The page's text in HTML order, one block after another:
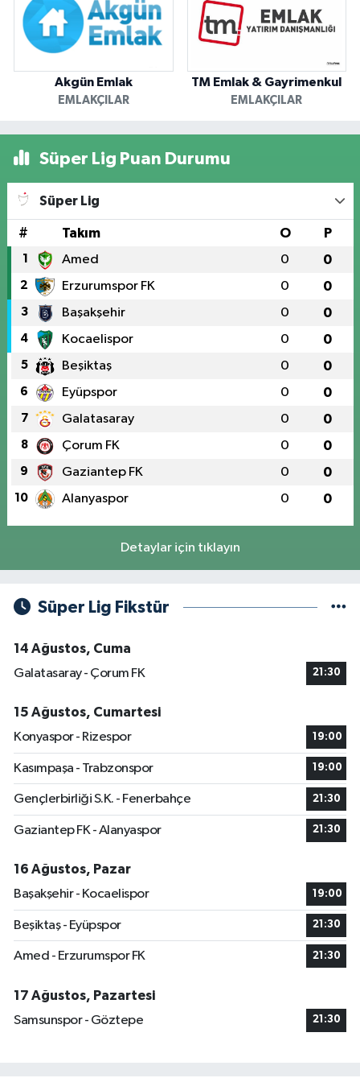
Akgün Emlak
EMLAKÇILAR
TM Emlak & Gayrimenkul
EMLAKÇILAR
Süper Lig Puan Durumu
Süper Lig
# Takım O P
1 Amed 0 0
2 Erzurumspor FK 0 0
3 Başakşehir 0 0
4 Kocaelispor 0 0
5 Beşiktaş 0 0
6 Eyüpspor 0 0
7 Galatasaray 0 0
8 Çorum FK 0 0
9 Gaziantep FK 0 0
10 Alanyaspor 0 0
Detaylar için tıklayın
Süper Lig Fikstür
14 Ağustos, Cuma
Galatasaray - Çorum FK
21:30
15 Ağustos, Cumartesi
Konyaspor - Rizespor
19:00
Kasımpaşa - Trabzonspor 19:00
Gençlerbirliği S.K. - Fenerbahçe 21:30
Gaziantep FK - Alanyaspor 21:30
16 Ağustos, Pazar
Başakşehir - Kocaelispor
19:00
Beşiktaş - Eyüpspor 21:30
Amed - Erzurumspor FK 21:30
17 Ağustos, Pazartesi
Samsunspor - Göztepe
21:30